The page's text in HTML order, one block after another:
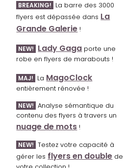
BREAKING! La barre des 3000
flyers est dépassée dans La
Grande Galerie !
NEW! Lady Gaga porte une
robe en flyers de marabouts !
MAJ! La MagoClock
entièrement rénovée !
NEW! Analyse sémantique du
contenu des flyers à travers un
nuage de mots !
NEW! Testez votre capacité à
gérer les flyers en double de